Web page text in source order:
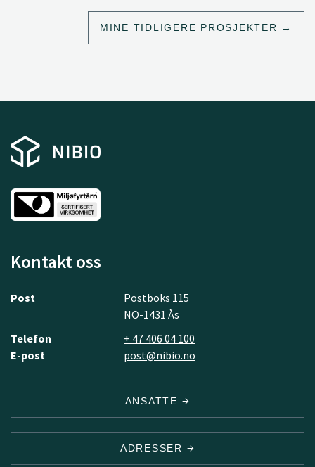
MINE TIDLIGERE PROSJEKTER
Kontakt oss
Post
Postboks 115
NO-1431 Ås
Telefon
+ 47 406 04 100
E-post
post@nibio.no
ANSATTE
ADRESSER